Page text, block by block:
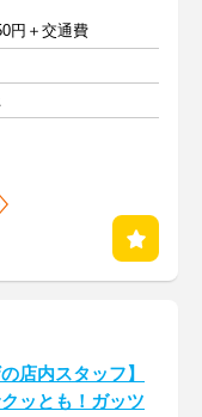
円＋交通費
店内スタッフ】
ッとも！ガッツ